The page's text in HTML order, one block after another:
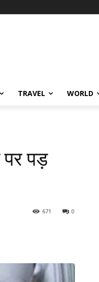
TRAVEL WORLD
पर पड़
0
671